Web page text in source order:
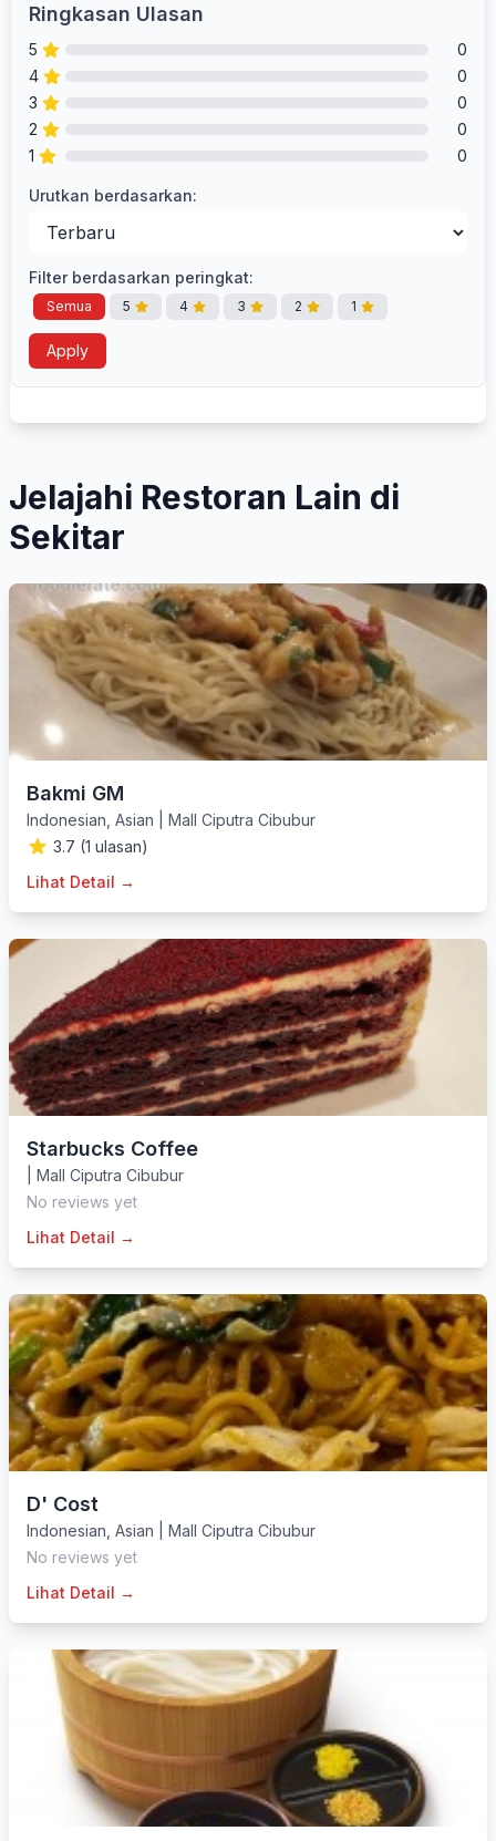
Ringkasan Ulasan
5
0
4
0
3
0
2
0
1
0
Urutkan berdasarkan:
Filter berdasarkan peringkat:
Semua 5 4 3 2 1
Apply
Jelajahi Restoran Lain di
Sekitar
Bakmi GM
Indonesian Asian
Mall Ciputra Cibubur
3.7 (1 ulasan)
Lihat Detail →
Starbucks Coffee
Mall Ciputra Cibubur
No reviews yet
Lihat Detail →
D' Cost
Indonesian Asian
Mall Ciputra Cibubur
No reviews yet
Lihat Detail →